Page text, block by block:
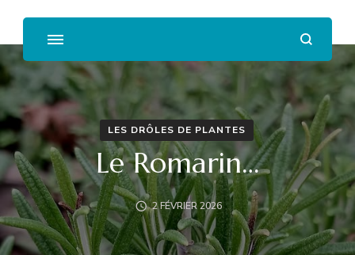
LES DRÔLES DE PLANTES
Le Romarin…
2 FÉVRIER 2026